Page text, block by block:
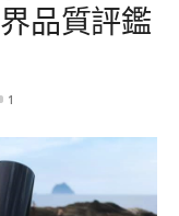
品質評鑑
1